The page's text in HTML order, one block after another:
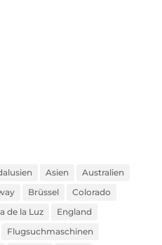
Asien
Australien
Brüssel
Colorado
de la Luz
England
Flugsuchmaschinen